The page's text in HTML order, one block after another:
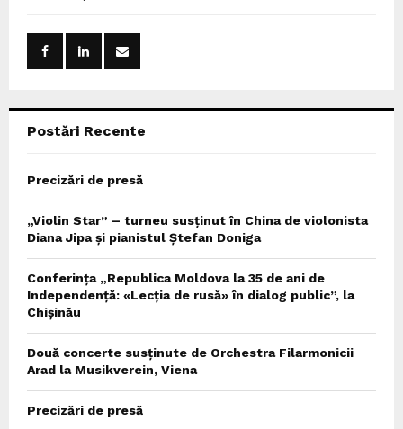
Postări Recente
Precizări de presă
„Violin Star” – turneu susținut în China de violonista
Diana Jipa și pianistul Ștefan Doniga
Conferința „Republica Moldova la 35 de ani de
Independență: «Lecția de rusă» în dialog public”, la
Chișinău
Două concerte susținute de Orchestra Filarmonicii
Arad la Musikverein, Viena
Precizări de presă